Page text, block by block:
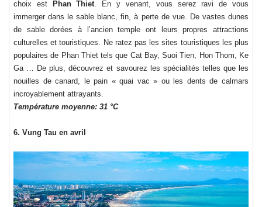
choix est
Phan Thiet . En y venant, vous serez ravi de vous
immerger dans le sable blanc, fin, à perte de vue. De vastes dunes
de sable dorées à l’ancien temple ont leurs propres attractions
culturelles et touristiques. Ne ratez pas les sites touristiques les plus
populaires de Phan Thiet tels que Cat Bay, Suoi Tien, Hon Thom, Ke
Ga … De plus, découvrez et savourez les spécialités telles que les
nouilles de canard, le pain « quai vac » ou les dents de calmars
incroyablement attrayants.
Température moyenne: 31 °C
6. Vung Tau en avril